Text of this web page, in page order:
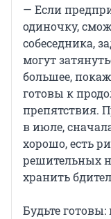
— Если
одиночку,
собеседника,
могут
большее,
готовы к
препятствия.
в июле,
хорошо, есть
решительных
хранить
Будьте